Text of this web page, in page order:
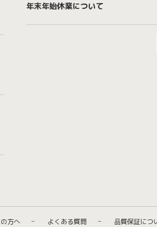
年末年始休業について
方へ よくある質問 品質保証につ